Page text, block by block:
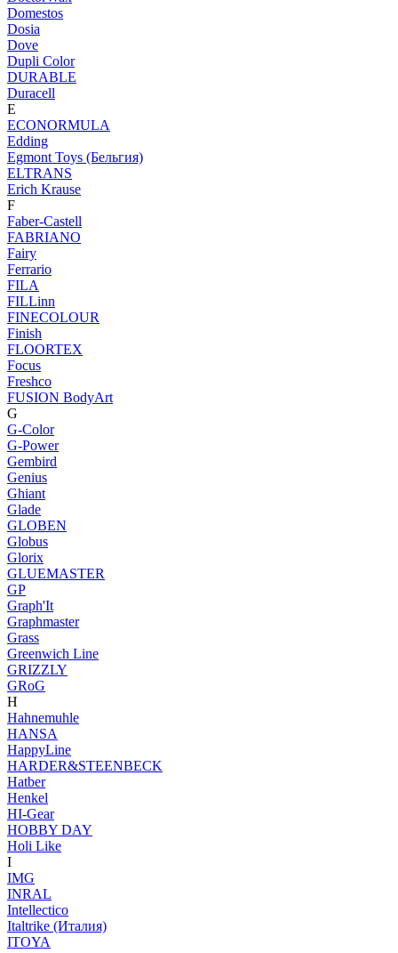
Domestos
Dosia
Dove
Dupli Color
DURABLE
Duracell
E
ECONORMULA
Edding
Egmont Toys (Бельгия)
ELTRANS
Erich Krause
F
Faber-Castell
FABRIANO
Fairy
Ferrario
FILA
FILLinn
FINECOLOUR
Finish
FLOORTEX
Focus
Freshco
FUSION BodyArt
G
G-Color
G-Power
Gembird
Genius
Ghiant
Glade
GLOBEN
Globus
Glorix
GLUEMASTER
GP
Graph'It
Graphmaster
Grass
Greenwich Line
GRIZZLY
GRoG
H
Hahnemuhle
HANSA
HappyLine
HARDER&STEENBECK
Hatber
Henkel
HI-Gear
HOBBY DAY
Holi Like
I
IMG
INRAL
Intellectico
Italtrike (Италия)
ITOYA